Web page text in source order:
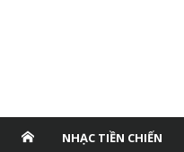
NHẠC TIỀN CHIẾN